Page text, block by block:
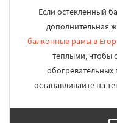
Если остекленный
дополнительная
балконные рамы в
теплыми, чтобы
останавливайте на